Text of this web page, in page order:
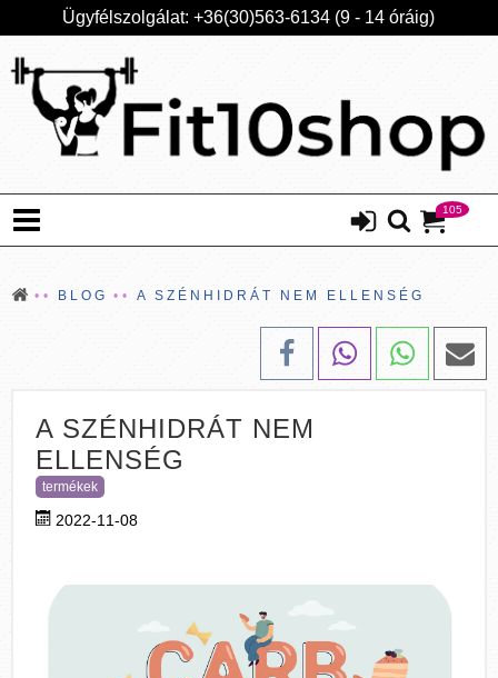
Ügyfélszolgálat: +36(30)563-6134 (9 - 14 óráig)
105
BLOG A SZÉNHIDRÁT NEM ELLENSÉG
A SZÉNHIDRÁT NEM
ELLENSÉG
termékek
2022-11-08